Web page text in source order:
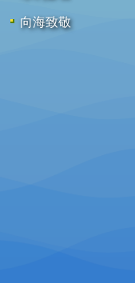
向海致敬